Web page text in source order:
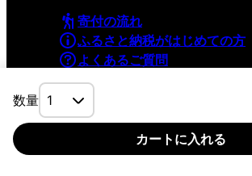
数量
カートに入れる
寄付の流れ
ふるさと納税がはじめての方
よくあるご質問
利用規約
プライバシーポリシー
©YAMAPInc. ALL RIGHTS